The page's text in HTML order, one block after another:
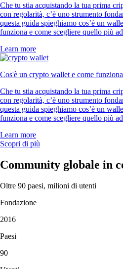
Che tu stia acquistando la tua prima
con regolarità, c’è uno strumento
questa guida spieghiamo cos’è un
funziona e come scegliere quello più
Learn more
Cos'è un crypto wallet e come
Che tu stia acquistando la tua prima
con regolarità, c’è uno strumento
questa guida spieghiamo cos’è un
funziona e come scegliere quello più
Learn more
Scopri di più
Community globale in
Oltre 90 paesi, milioni di utenti
Fondazione
2016
Paesi
90